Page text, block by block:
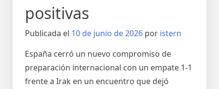
positivas
Publicada el 10 de junio de 2026 por istern
España cerró un nuevo compromiso de
preparación internacional con un empate 1-1
frente a Irak en un encuentro que dejó